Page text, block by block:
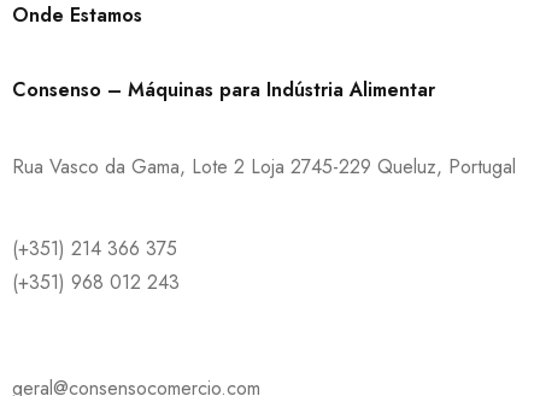
Onde Estamos
Consenso – Máquinas para Indústria Alimentar
Rua Vasco da Gama, Lote 2 Loja 2745-229 Queluz, Portugal
(+351) 214 366 375
(+351) 968 012 243
geral@consensocomercio.com